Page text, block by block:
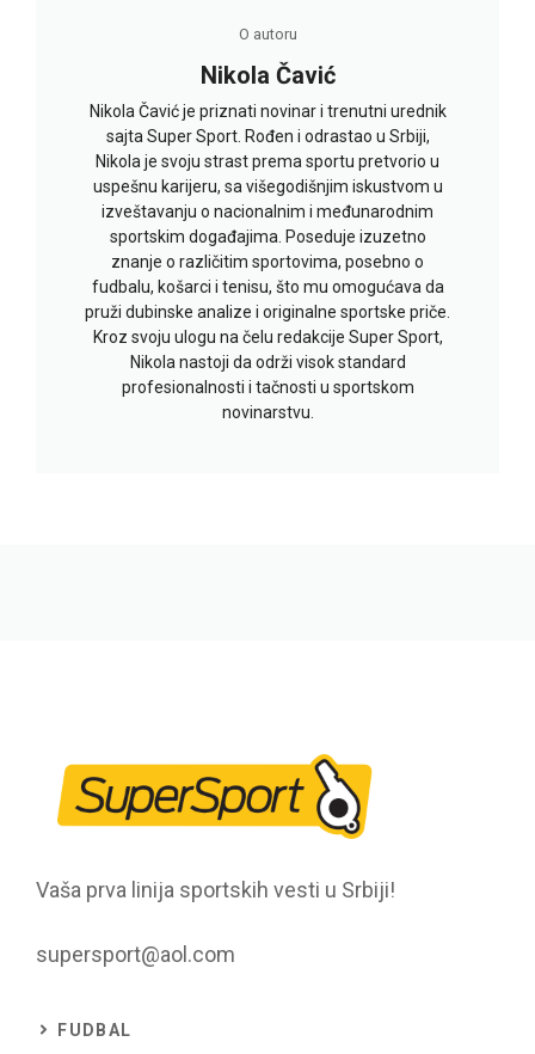
O autoru
Nikola Čavić
Nikola Čavić je priznati novinar i trenutni urednik
sajta Super Sport. Rođen i odrastao u Srbiji,
Nikola je svoju strast prema sportu pretvorio u
uspešnu karijeru, sa višegodišnjim iskustvom u
izveštavanju o nacionalnim i međunarodnim
sportskim događajima. Poseduje izuzetno
znanje o različitim sportovima, posebno o
fudbalu, košarci i tenisu, što mu omogućava da
pruži dubinske analize i originalne sportske priče.
Kroz svoju ulogu na čelu redakcije Super Sport,
Nikola nastoji da održi visok standard
profesionalnosti i tačnosti u sportskom
novinarstvu.
Vaša prva linija sportskih vesti u Srbiji!
supersport@aol.com
FUDBAL